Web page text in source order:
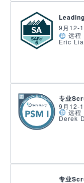
9月12-
远程
Eric
专业
9月12-
远程
Derek
专业